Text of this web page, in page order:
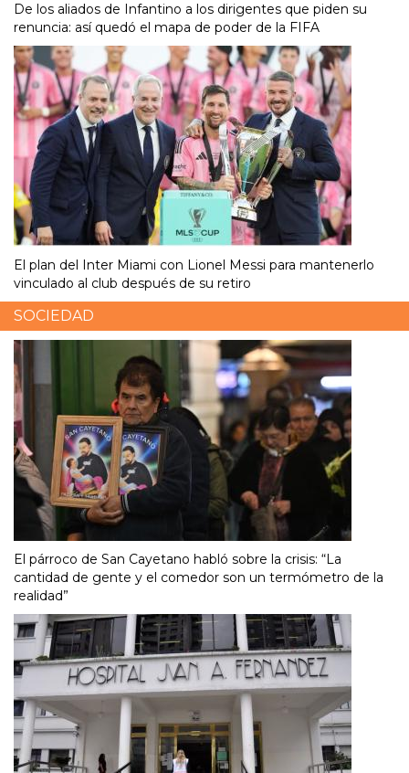
De los aliados de Infantino a los dirigentes que piden su
renuncia: así quedó el mapa de poder de la FIFA
El plan del Inter Miami con Lionel Messi para mantenerlo
vinculado al club después de su retiro
SOCIEDAD
El párroco de San Cayetano habló sobre la crisis: “La
cantidad de gente y el comedor son un termómetro de la
realidad”